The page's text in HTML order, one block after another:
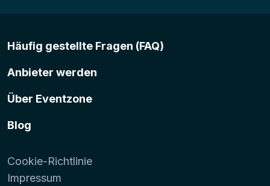
Häufig gestellte Fragen (FAQ)
Anbieter werden
Über Eventzone
Blog
Cookie-Richtlinie
Impressum